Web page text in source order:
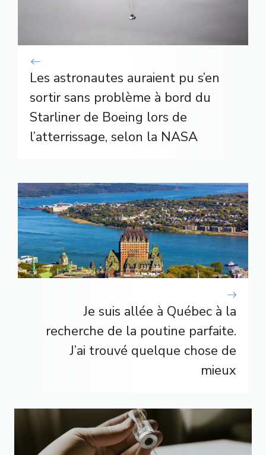
Les astronautes auraient pu s’en
sortir sans problème à bord du
Starliner de Boeing lors de
l’atterrissage, selon la NASA
Je suis allée à Québec à la
recherche de la poutine parfaite.
J’ai trouvé quelque chose de
mieux